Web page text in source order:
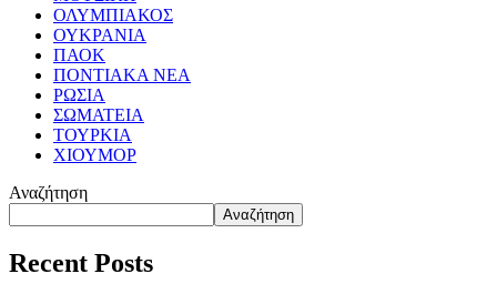
ΟΛΥΜΠΙΑΚΟΣ
ΟΥΚΡΑΝΙΑ
ΠΑΟΚ
ΠΟΝΤΙΑΚΑ ΝΕΑ
ΡΩΣΙΑ
ΣΩΜΑΤΕΙΑ
ΤΟΥΡΚΙΑ
ΧΙΟΥΜΟΡ
Αναζήτηση
Αναζήτηση
Recent Posts